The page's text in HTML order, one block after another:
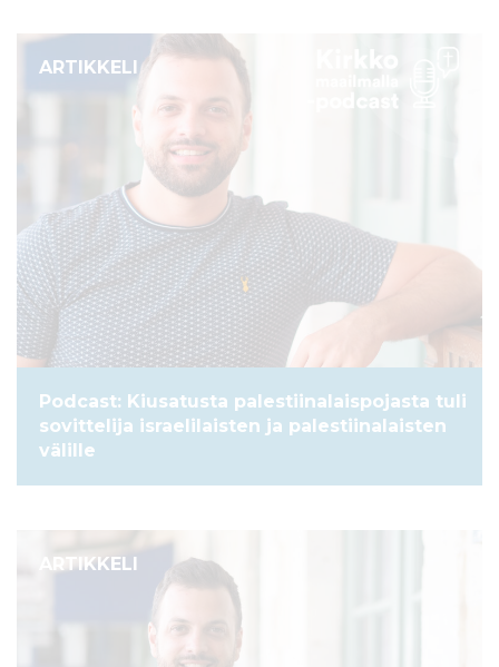
ARTIKKELI
Podcast: Kiusatusta palestiinalaispojasta tuli
sovittelija israelilaisten ja palestiinalaisten
välille
ARTIKKELI